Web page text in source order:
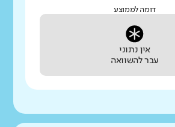
דומה לממוצע
אין נתוני
עבר להשוואה